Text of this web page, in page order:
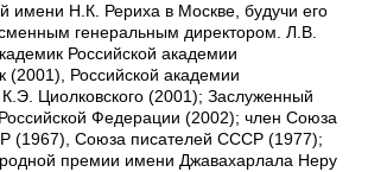
имени Н.К. Рериха в Москве, будучи его
генеральным директором. Л.В.
Российской академии
(2001), Российской академии
Циолковского (2001); Заслуженный
Российской Федерации (2002); член Союза
(1967), Союза писателей СССР (1977);
премии имени Джавахарлала Неру